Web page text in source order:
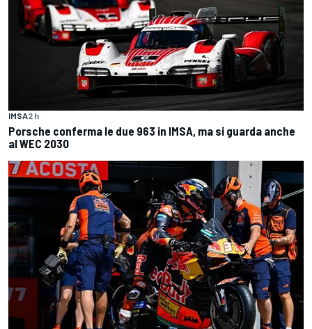
IMSA2 h
Porsche conferma le due 963 in IMSA, ma si guarda anche
al WEC 2030